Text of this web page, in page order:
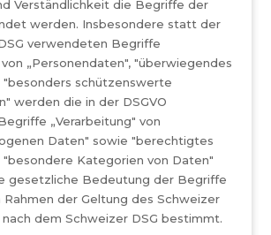
Verständlichkeit die Begriffe der
werden. Insbesondere statt der
verwendeten Begriffe
„Personendaten", "überwiegendes
"besonders schützenswerte
werden die in der DSGVO
„Verarbeitung" von
Daten" sowie "berechtigtes
"besondere Kategorien von Daten"
gesetzliche Bedeutung der Begriffe
der Geltung des Schweizer
dem Schweizer DSG bestimmt.